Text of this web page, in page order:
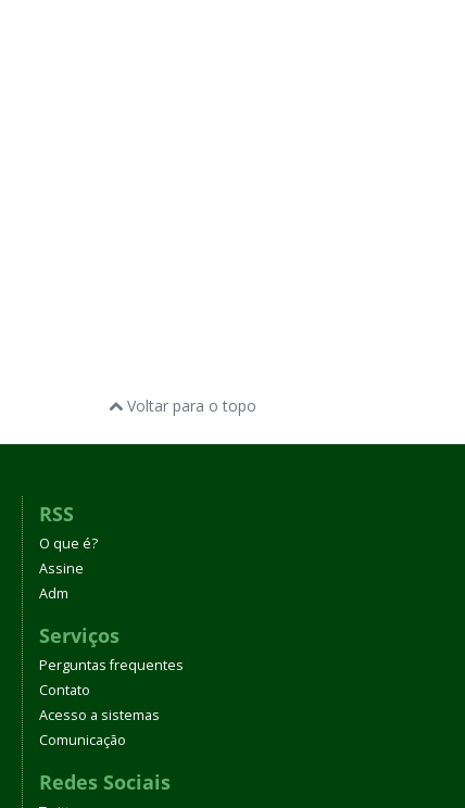
Voltar para o topo
RSS
O que é?
Assine
Adm
Serviços
Perguntas frequentes
Contato
Acesso a sistemas
Comunicação
Redes Sociais